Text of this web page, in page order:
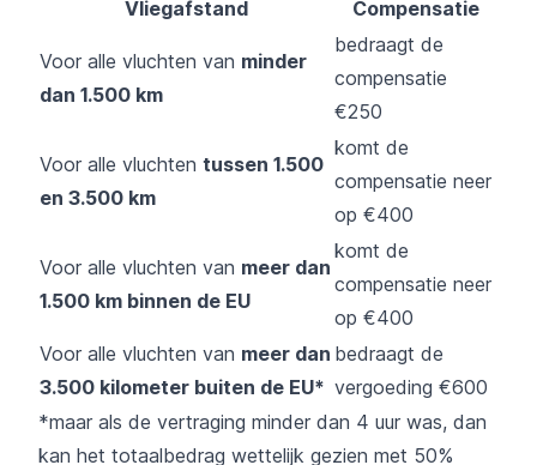
Vliegafstand Compensatie
Voor alle vluchten van minder
dan 1.500 km
bedraagt de
compensatie
€250
Voor alle vluchten tussen 1.500
en 3.500 km
komt de
compensatie neer
op €400
Voor alle vluchten van meer dan
1.500 km binnen de EU
komt de
compensatie neer
op €400
Voor alle vluchten van meer dan
3.500 kilometer buiten de EU*
bedraagt de
vergoeding €600
*maar als de vertraging minder dan 4 uur was, dan
kan het totaalbedrag wettelijk gezien met 50%